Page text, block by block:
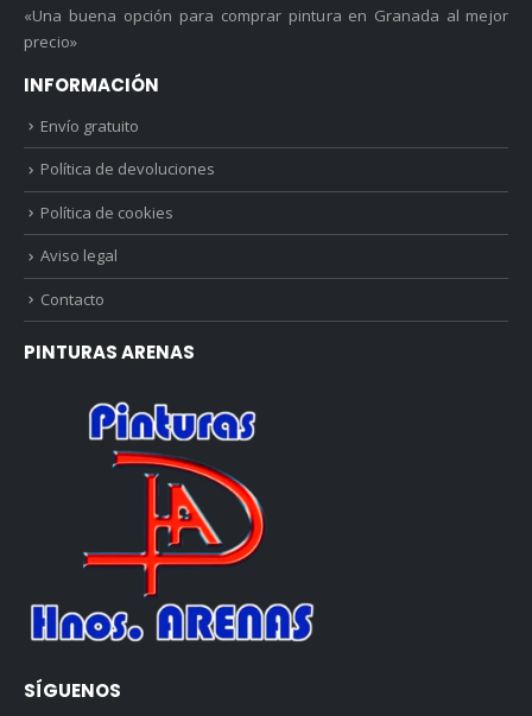
«Una buena opción para comprar pintura en Granada al mejor
precio»
INFORMACIÓN
Envío gratuito
Política de devoluciones
Política de cookies
Aviso legal
Contacto
PINTURAS ARENAS
SÍGUENOS